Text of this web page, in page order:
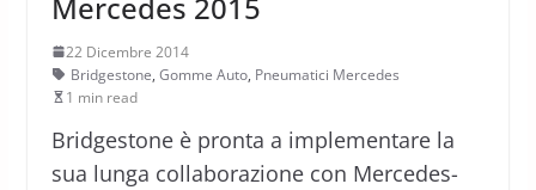
22 Dicembre 2014
Bridgestone, Gomme Auto, Pneumatici Mercedes
1 min read
Bridgestone è pronta a implementare la
sua lunga collaborazione con Mercedes-